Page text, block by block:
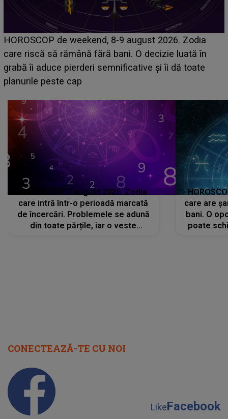
Emanuel a ținut ACEST DETALIU ASCUNS până
acum! În fața Alexandrei, concurentul din Casa Iubirii
face o MĂRTURISIRE NEAȘTEPTATĂ despre mama
sa: "I-am spus și ei în față, eu nu te iubesc pentru
HOROSCOP 7 august 2026. Zodia
care intră într-o perioadă marcată
de încercări. Problemele se adună
din toate părțile, iar o veste
care are
bani. O
poate
CONECTEAZĂ-TE CU NOI
LikeFacebook